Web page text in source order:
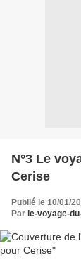
N°3 Le
Cerise
Publié le 10/01/
Par le-voyage-